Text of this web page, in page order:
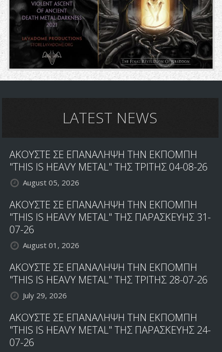
LATEST NEWS
ΑΚΟΥΣΤΕ ΣΕ ΕΠΑΝΑΛΗΨΗ ΤΗΝ ΕΚΠΟΜΠΗ
"THIS IS HEAVY METAL" ΤΗΣ ΤΡΙΤΗΣ 04-08-26
August 05, 2026
ΑΚΟΥΣΤΕ ΣΕ ΕΠΑΝΑΛΗΨΗ ΤΗΝ ΕΚΠΟΜΠΗ
"THIS IS HEAVY METAL" ΤΗΣ ΠΑΡΑΣΚΕΥΗΣ 31-
07-26
August 01, 2026
ΑΚΟΥΣΤΕ ΣΕ ΕΠΑΝΑΛΗΨΗ ΤΗΝ ΕΚΠΟΜΠΗ
"THIS IS HEAVY METAL" ΤΗΣ ΤΡΙΤΗΣ 28-07-26
July 29, 2026
ΑΚΟΥΣΤΕ ΣΕ ΕΠΑΝΑΛΗΨΗ ΤΗΝ ΕΚΠΟΜΠΗ
"THIS IS HEAVY METAL" ΤΗΣ ΠΑΡΑΣΚΕΥΗΣ 24-
07-26